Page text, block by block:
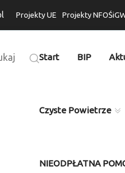
Projekty UE Projekty
Start BIP
Czyste Powietrze
NIEODPŁATNA